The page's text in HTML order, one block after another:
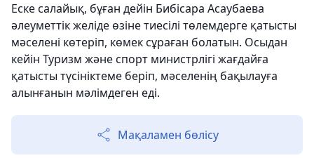
Еске салайық, бұған дейін Бибісара Асаубаева
әлеуметтік желіде өзіне тиесілі төлемдерге қатысты
мәселені көтеріп, көмек сұраған болатын. Осыдан
кейін Туризм және спорт министрлігі жағдайға
қатысты түсініктеме беріп, мәселенің бақылауға
алынғанын мәлімдеген еді.
Мақаламен бөлісу